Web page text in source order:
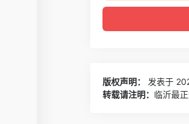
版权声明：
发表于
转载请注明： 临沂最